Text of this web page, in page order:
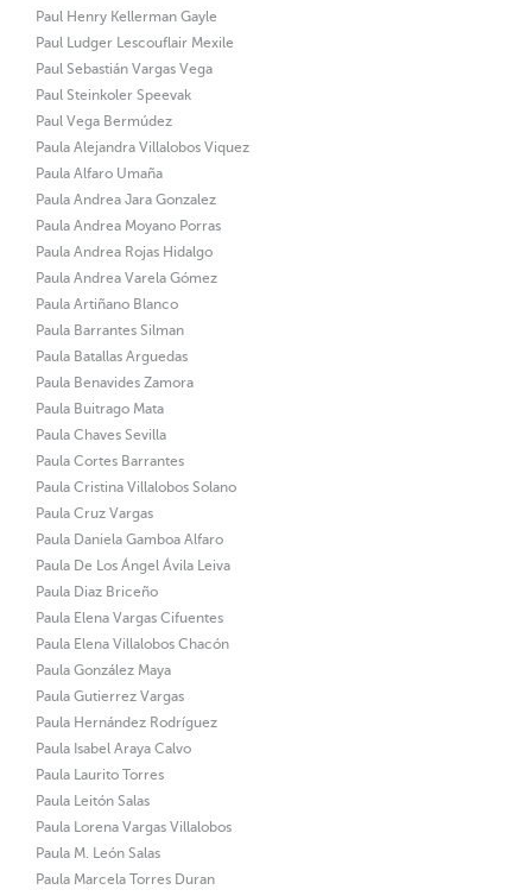
Paul Henry Kellerman Gayle
Paul Ludger Lescouflair Mexile
Paul Sebastián Vargas Vega
Paul Steinkoler Speevak
Paul Vega Bermúdez
Paula Alejandra Villalobos Viquez
Paula Alfaro Umaña
Paula Andrea Jara Gonzalez
Paula Andrea Moyano Porras
Paula Andrea Rojas Hidalgo
Paula Andrea Varela Gómez
Paula Artiñano Blanco
Paula Barrantes Silman
Paula Batallas Arguedas
Paula Benavides Zamora
Paula Buitrago Mata
Paula Chaves Sevilla
Paula Cortes Barrantes
Paula Cristina Villalobos Solano
Paula Cruz Vargas
Paula Daniela Gamboa Alfaro
Paula De Los Ángel Ávila Leiva
Paula Diaz Briceño
Paula Elena Vargas Cifuentes
Paula Elena Villalobos Chacón
Paula González Maya
Paula Gutierrez Vargas
Paula Hernández Rodríguez
Paula Isabel Araya Calvo
Paula Laurito Torres
Paula Leitón Salas
Paula Lorena Vargas Villalobos
Paula M. León Salas
Paula Marcela Torres Duran